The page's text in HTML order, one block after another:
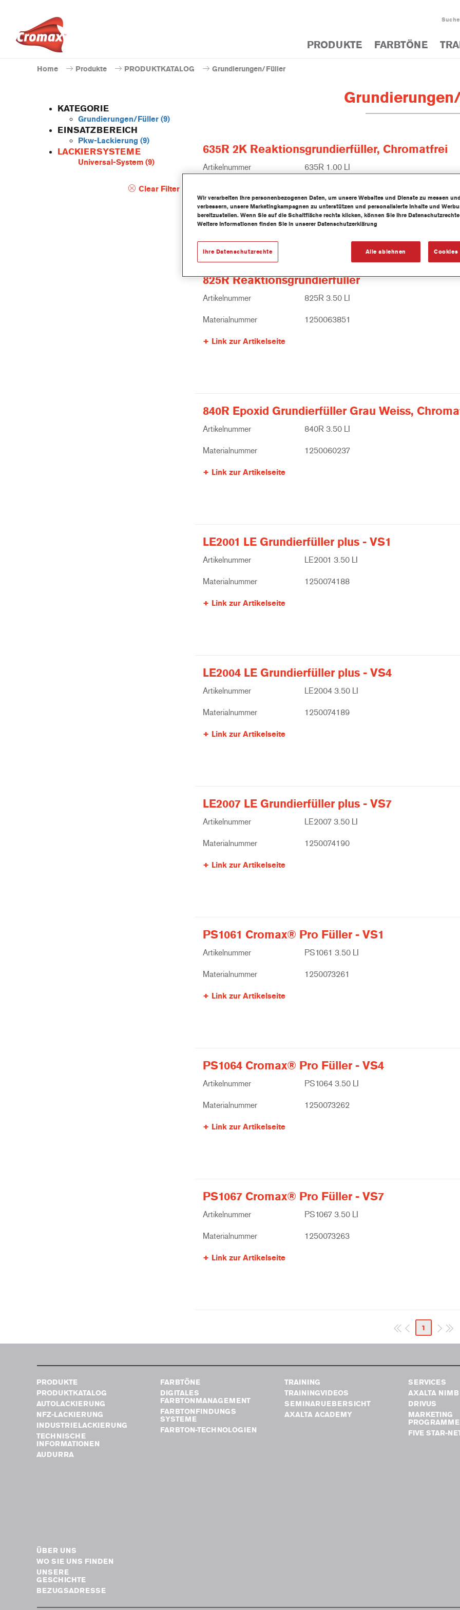
Suche
PRODUKTE FARBTÖNE
Home Produkte PRODUKTKATALOG Grundierungen/Füller
KATEGORIE
Grundierungen/Füller (9)
EINSATZBEREICH
Pkw-Lackierung (9)
LACKIERSYSTEME
Universal-System (9)
Clear Filter
635R 2K Reaktionsgrundierfüller, Chromatfrei
Artikelnummer 635R 1.00 LI
Link zur Artikelseite
825R Reaktionsgrundierfüller
Artikelnummer 825R 3.50 LI
Materialnummer 1250063851
Link zur Artikelseite
840R Epoxid Grundierfüller Grau Weiss,
Artikelnummer 840R 3.50 LI
Materialnummer 1250060237
Link zur Artikelseite
LE2001 LE Grundierfüller plus - VS1
Artikelnummer LE2001 3.50 LI
Materialnummer 1250074188
Link zur Artikelseite
LE2004 LE Grundierfüller plus - VS4
Artikelnummer LE2004 3.50 LI
Materialnummer 1250074189
Link zur Artikelseite
LE2007 LE Grundierfüller plus - VS7
Artikelnummer LE2007 3.50 LI
Materialnummer 1250074190
Link zur Artikelseite
PS1061 Cromax® Pro Füller - VS1
Artikelnummer PS1061 3.50 LI
Materialnummer 1250073261
Link zur Artikelseite
PS1064 Cromax® Pro Füller - VS4
Artikelnummer PS1064 3.50 LI
Materialnummer 1250073262
Link zur Artikelseite
PS1067 Cromax® Pro Füller - VS7
Artikelnummer PS1067 3.50 LI
Materialnummer 1250073263
Link zur Artikelseite
1
PRODUKTE
PRODUKTKATALOG
AUTOLACKIERUNG
NFZ-LACKIERUNG
INDUSTRIELACKIERUNG
TECHNISCHE
INFORMATIONEN
AUDURRA
FARBTÖNE
DIGITALES
FARBTONMANAGEMENT
FARBTONFINDUNGS
SYSTEME
FARBTON-TECHNOLOGIEN
TRAINING
TRAININGVIDEOS
SEMINARUEBERSICHT
AXALTA ACADEMY
SERVICES
AXALTA
DRIVUS
MARKETING
FIVE STAR-
ÜBER UNS
WO SIE UNS FINDEN
UNSERE
GESCHICHTE
BEZUGSADRESSE
Wir verarbeiten Ihre personenbezogenen Daten, um unsere Websites und Dienste zu messen
verbessern, unsere Marketingkampagnen zu unterstützen und personalisierte Inhalte und
bereitzustellen. Wenn Sie auf die Schaltfläche rechts klicken, können Sie Ihre
Weitere Informationen finden Sie in unserer Datenschutzerklärung
Alle ablehnen Cookies
Ihre Datenschutzrechte